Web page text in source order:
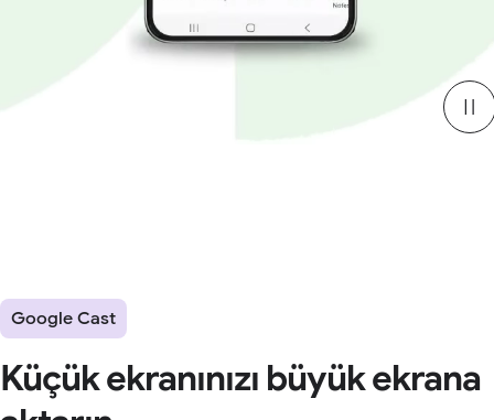
Google Cast
Küçük ekranınızı büyük ekrana